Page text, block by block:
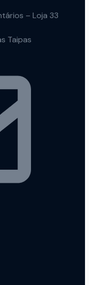
– Loja 33
Taipas